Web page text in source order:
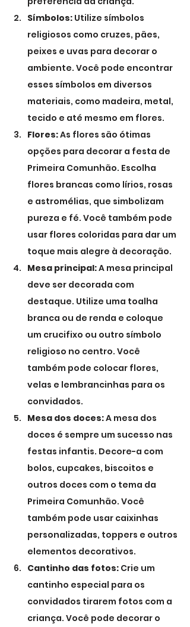
Símbolos: Utilize símbolos
religiosos como cruzes, pães,
peixes e uvas para decorar o
ambiente. Você pode encontrar
esses símbolos em diversos
materiais, como madeira, metal,
tecido e até mesmo em flores.
Flores: As flores são ótimas
opções para decorar a festa de
Primeira Comunhão. Escolha
flores brancas como lírios, rosas
e astromélias, que simbolizam
pureza e fé. Você também pode
usar flores coloridas para dar um
toque mais alegre à decoração.
Mesa principal: A mesa principal
deve ser decorada com
destaque. Utilize uma toalha
branca ou de renda e coloque
um crucifixo ou outro símbolo
religioso no centro. Você
também pode colocar flores,
velas e lembrancinhas para os
convidados.
Mesa dos doces: A mesa dos
doces é sempre um sucesso nas
festas infantis. Decore-a com
bolos, cupcakes, biscoitos e
outros doces com o tema da
Primeira Comunhão. Você
também pode usar caixinhas
personalizadas, toppers e outros
elementos decorativos.
Cantinho das fotos: Crie um
cantinho especial para os
convidados tirarem fotos com a
criança. Você pode decorar o